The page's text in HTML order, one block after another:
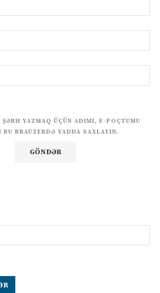
YAZMAQ ÜÇÜN ADIMI, E-POÇTUMU
BRAUZERDƏ YADDA SAXLAYIN.